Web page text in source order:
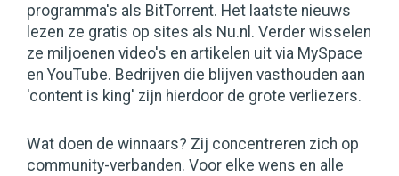
programma's als BitTorrent. Het laatste nieuws
lezen ze gratis op sites als Nu.nl. Verder wisselen
ze miljoenen video's en artikelen uit via MySpace
en YouTube. Bedrijven die blijven vasthouden aan
'content is king' zijn hierdoor de grote verliezers.
Wat doen de winnaars? Zij concentreren zich op
community-verbanden. Voor elke wens en alle